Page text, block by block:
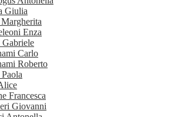
Giulia
Enza
Gabriele
Carlo
Roberto
Francesca
Giovanni